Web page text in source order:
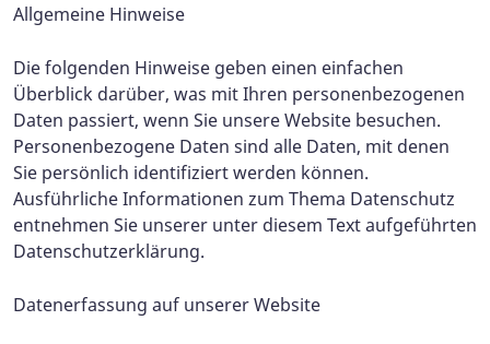
Allgemeine Hinweise
Die folgenden Hinweise geben einen einfachen
Überblick darüber, was mit Ihren personenbezogenen
Daten passiert, wenn Sie unsere Website besuchen.
Personenbezogene Daten sind alle Daten, mit denen
Sie persönlich identifiziert werden können.
Ausführliche Informationen zum Thema Datenschutz
entnehmen Sie unserer unter diesem Text aufgeführten
Datenschutzerklärung.
Datenerfassung auf unserer Website